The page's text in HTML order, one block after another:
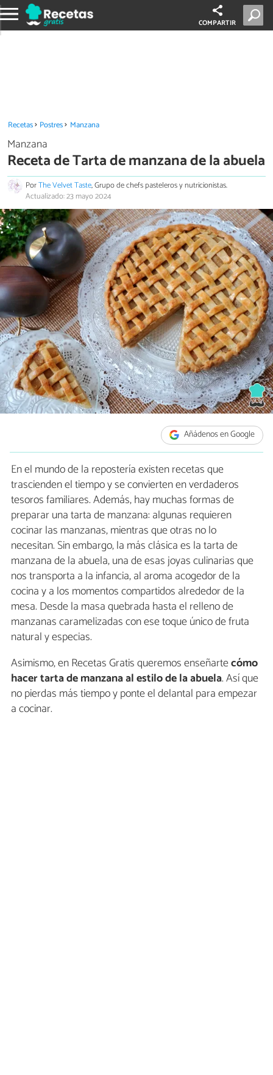
COMPARTIR
Recetas Postres Manzana
Manzana
Receta de Tarta de manzana de la abuela
PorThe Velvet Taste, Grupo de chefs pasteleros y nutricionistas.
Actualizado: 23 mayo 2024
Añádenos en Google
En el mundo de la repostería existen recetas que
trascienden el tiempo y se convierten en verdaderos
tesoros familiares. Además, hay muchas formas de
preparar una tarta de manzana: algunas requieren
cocinar las manzanas, mientras que otras no lo
necesitan. Sin embargo, la más clásica es la tarta de
manzana de la abuela, una de esas joyas culinarias que
nos transporta a la infancia, al aroma acogedor de la
cocina y a los momentos compartidos alrededor de la
mesa. Desde la masa quebrada hasta el relleno de
manzanas caramelizadas con ese toque único de fruta
natural y especias.
Asimismo, en Recetas Gratis queremos enseñartecómo
hacertarta de manzana al estilo de la abuela. Así que
no pierdas más tiempo y ponte el delantal para empezar
a cocinar.